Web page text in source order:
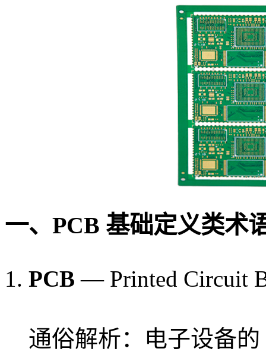
一、PCB 基础定义类术
PCB — Printed Circuit
通俗解析：电子设备